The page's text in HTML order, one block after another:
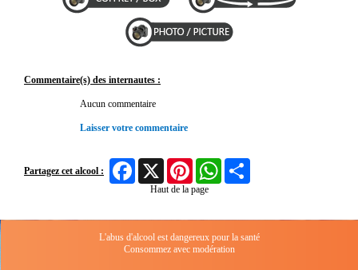
Commentaire(s) des internautes :
Aucun commentaire
Laisser votre commentaire
Partagez cet alcool :
FacebookX Pinterest WhatsApp
Haut de la page
L'abus d'alcool est dangereux pour la santé
Consommez avec modération